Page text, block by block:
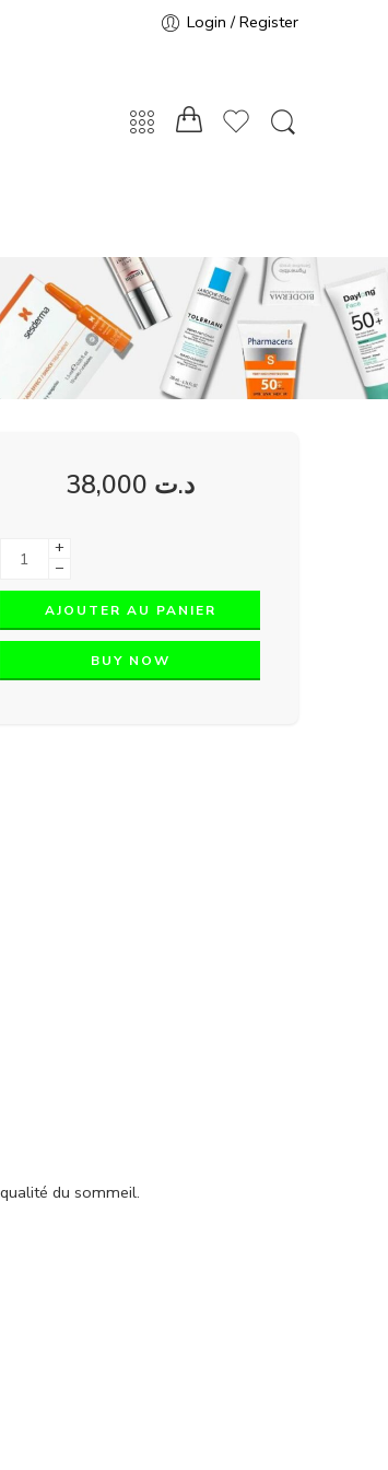
Login / Register
د.ت
+
−
AJOUTER AU PANIER
BUY NOW
du sommeil.